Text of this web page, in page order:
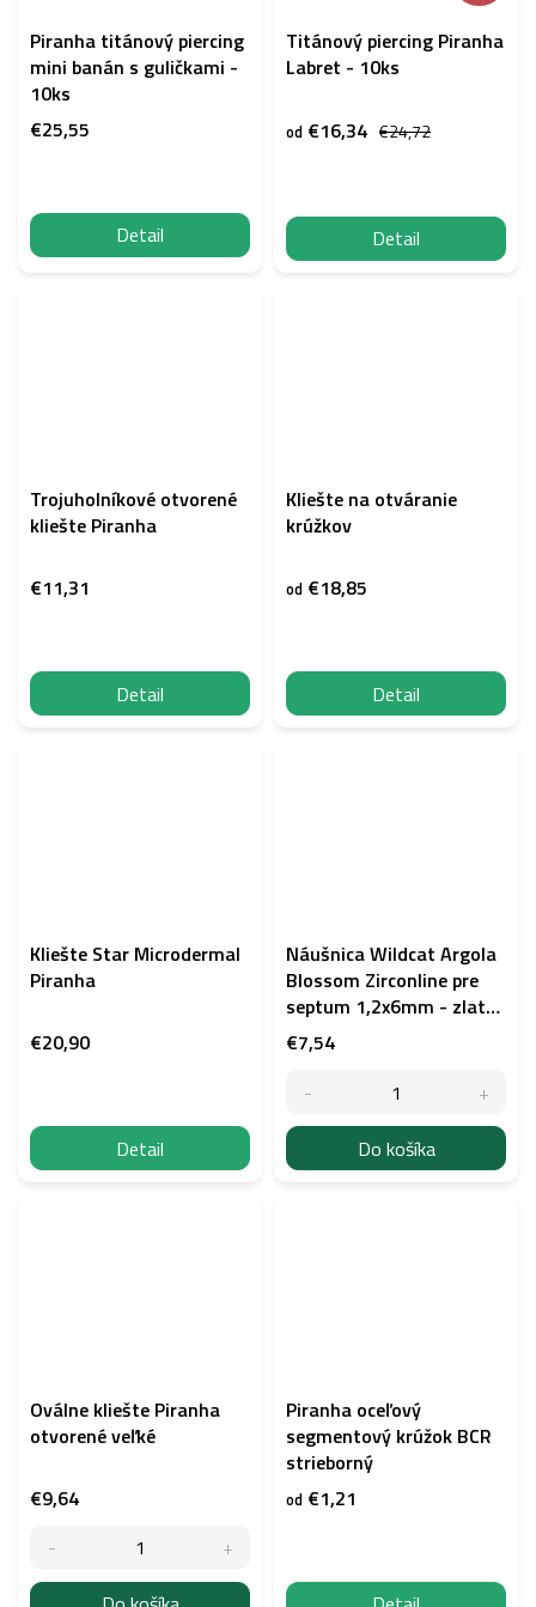
Piranha titánový piercing
mini banán s guličkami -
10ks
€25,55
Detail
Titánový piercing Piranha
Labret - 10ks
€24,72
od €16,34
Detail
Trojuholníkové otvorené
kliešte Piranha
€11,31
Detail
Kliešte na otváranie
krúžkov
od €18,85
Detail
Kliešte Star Microdermal
Piranha
€20,90
Detail
Náušnica Wildcat Argola
Blossom Zirconline pre
septum 1,2x6mm - zlatá
farba
€7,54
Do košíka
Oválne kliešte Piranha
otvorené veľké
€9,64
Piranha oceľový
segmentový krúžok BCR
strieborný
od €1,21